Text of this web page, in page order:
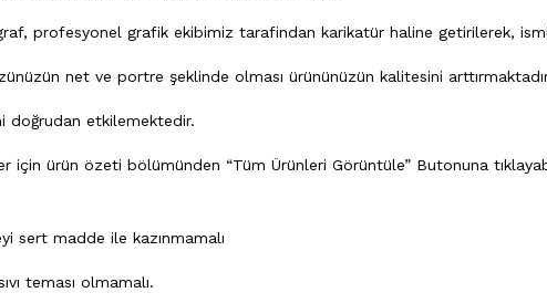
profesyonel grafik ekibimiz tarafindan karikatür haline getirilerek,
net ve portre şeklinde olması ürününüzün kalitesini
doğrudan etkilemektedir.
için ürün özeti bölümünden “Tüm Ürünleri Görüntüle” Butonuna
sert madde ile kazınmamalı
teması olmamalı.